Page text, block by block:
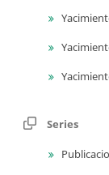
Series